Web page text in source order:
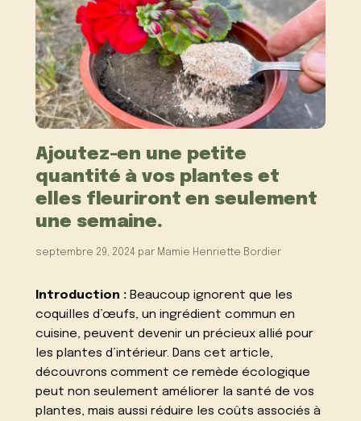
Ajoutez-en une petite
quantité à vos plantes et
elles fleuriront en seulement
une semaine.
septembre 29, 2024 par Mamie Henriette Bordier
Introduction : Beaucoup ignorent que les
coquilles d’œufs, un ingrédient commun en
cuisine, peuvent devenir un précieux allié pour
les plantes d’intérieur. Dans cet article,
découvrons comment ce remède écologique
peut non seulement améliorer la santé de vos
plantes, mais aussi réduire les coûts associés à